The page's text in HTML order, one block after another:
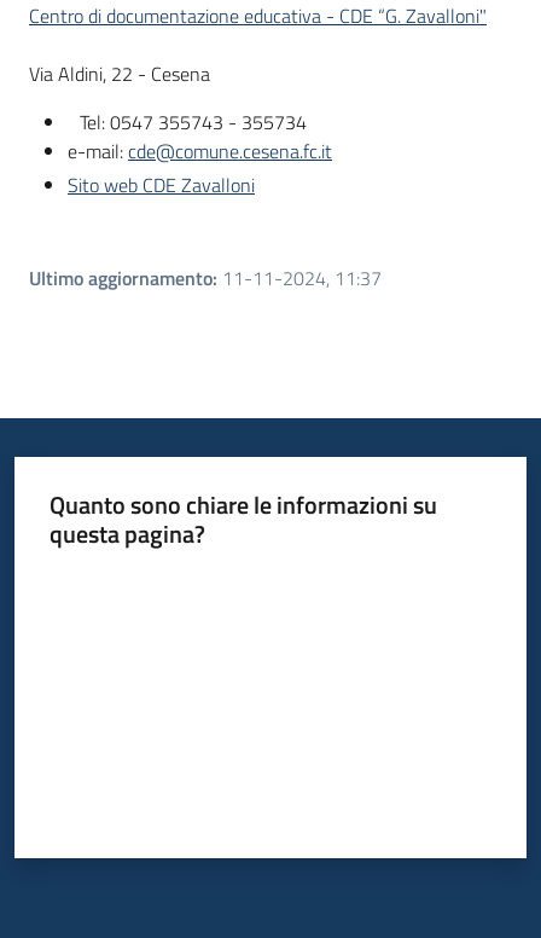
Centro di documentazione educativa - CDE “G. Zavalloni"
Via Aldini, 22 - Cesena
Tel: 0547 355743 - 355734
e-mail:cde@comune.cesena.fc.it
Sito web CDE Zavalloni
Ultimo aggiornamento: 11-11-2024, 11:37
Quanto sono chiare le informazioni su
questa pagina?